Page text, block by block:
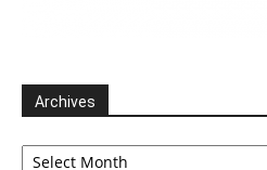
Archives
Archives